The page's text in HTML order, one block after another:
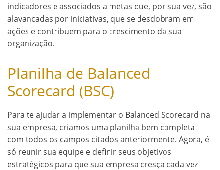
indicadores e associados a metas que, por sua vez, são
alavancadas por iniciativas, que se desdobram em
ações e contribuem para o crescimento da sua
organização.
Planilha de Balanced
Scorecard (BSC)
Para te ajudar a implementar o Balanced Scorecard na
sua empresa, criamos uma planilha bem completa
com todos os campos citados anteriormente. Agora, é
só reunir sua equipe e definir seus objetivos
estratégicos para que sua empresa cresça cada vez